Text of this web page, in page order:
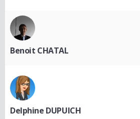
Benoit CHATAL
Delphine DUPUICH